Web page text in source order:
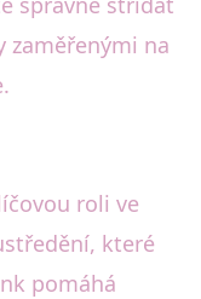
zaměřenými na
roli ve
které
pomáhá